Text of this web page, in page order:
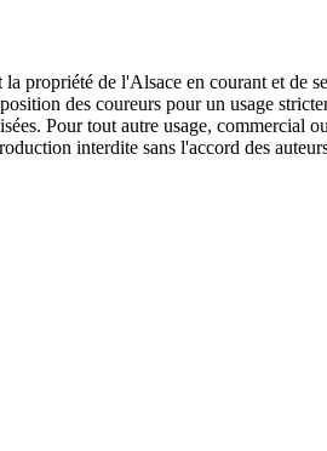
propriété de l'Alsace en courant et
des coureurs pour un usage
Pour tout autre usage, commercial
interdite sans l'accord des